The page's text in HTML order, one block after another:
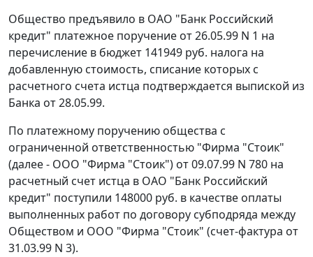
Общество предъявило в ОАО "Банк Российский
кредит" платежное поручение от 26.05.99 N 1 на
перечисление в бюджет 141949 руб. налога на
добавленную стоимость, списание которых с
расчетного счета истца подтверждается выпиской из
Банка от 28.05.99.
По платежному поручению общества с
ограниченной ответственностью "Фирма "Стоик"
(далее - ООО "Фирма "Стоик") от 09.07.99 N 780 на
расчетный счет истца в ОАО "Банк Российский
кредит" поступили 148000 руб. в качестве оплаты
выполненных работ по договору субподряда между
Обществом и ООО "Фирма "Стоик" (счет-фактура от
31.03.99 N 3).